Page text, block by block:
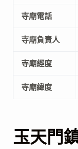
寺廟電話
寺廟負責人
寺廟經度
寺廟緯度
玉天門